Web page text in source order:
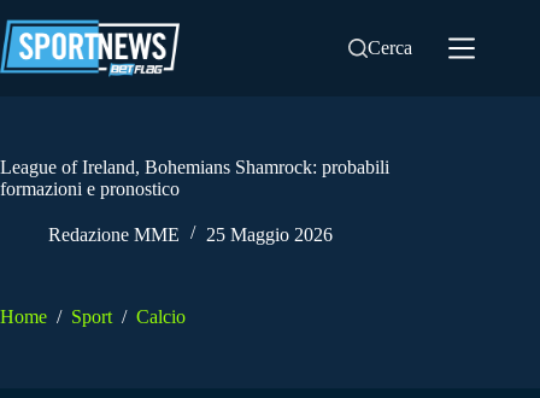
al
contenuto
Cerca
League of Ireland, Bohemians Shamrock: probabili
formazioni e pronostico
Redazione MME 25 Maggio 2026
Home / Sport / Calcio